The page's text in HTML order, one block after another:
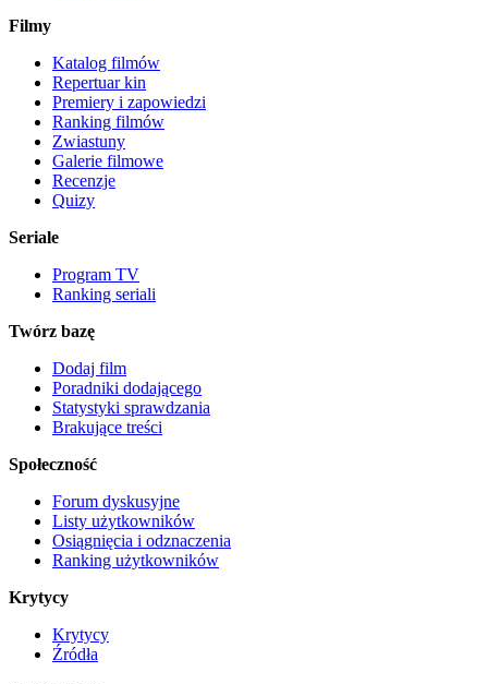
Filmy
Katalog filmów
Repertuar kin
Premiery i zapowiedzi
Ranking filmów
Zwiastuny
Galerie filmowe
Recenzje
Quizy
Seriale
Program TV
Ranking seriali
Twórz bazę
Dodaj film
Poradniki dodającego
Statystyki sprawdzania
Brakujące treści
Społeczność
Forum dyskusyjne
Listy użytkowników
Osiągnięcia i odznaczenia
Ranking użytkowników
Krytycy
Krytycy
Źródła